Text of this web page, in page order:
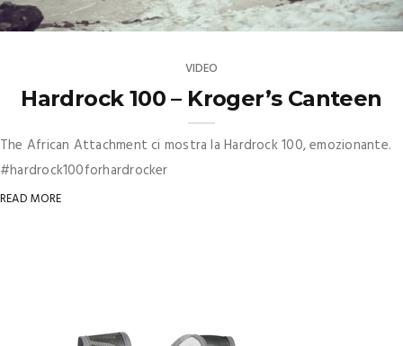
VIDEO
Hardrock 100 – Kroger’s Canteen
The African Attachment ci mostra la Hardrock 100, emozionante.
#hardrock100forhardrocker
READ MORE